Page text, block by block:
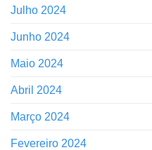
Julho 2024
Junho 2024
Maio 2024
Abril 2024
Março 2024
Fevereiro 2024